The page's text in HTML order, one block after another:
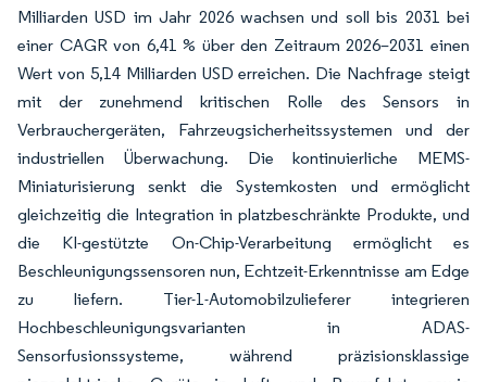
Milliarden USD im Jahr 2026 wachsen und soll bis 2031 bei
einer CAGR von 6,41 % über den Zeitraum 2026–2031 einen
Wert von 5,14 Milliarden USD erreichen. Die Nachfrage steigt
mit der zunehmend kritischen Rolle des Sensors in
Verbrauchergeräten, Fahrzeugsicherheitssystemen und der
industriellen Überwachung. Die kontinuierliche MEMS-
Miniaturisierung senkt die Systemkosten und ermöglicht
gleichzeitig die Integration in platzbeschränkte Produkte, und
die KI-gestützte On-Chip-Verarbeitung ermöglicht es
Beschleunigungssensoren nun, Echtzeit-Erkenntnisse am Edge
zu liefern. Tier-1-Automobilzulieferer integrieren
Hochbeschleunigungsvarianten in ADAS-
Sensorfusionssysteme, während präzisionsklassige